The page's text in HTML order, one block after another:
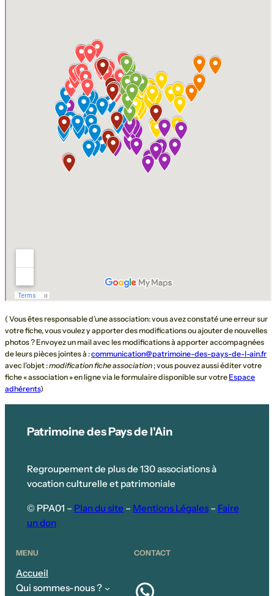
( Vous êtes responsable d’une association: vous avez constaté une erreur sur
votre fiche, vous voulez y apporter des modifications ou ajouter de nouvelles
photos ? Envoyez un mail avec les modifications à apporter accompagnées
de leurs pièces jointes à :communication@patrimoine-des-pays-de-l-ain.fr
avec l’objet :modification fiche association; vous pouvez aussi éditer votre
fiche « association » en ligne via le formulaire disponible sur votreEspace
adhérents)
Patrimoine des Pays de l'Ain
Regroupement de plus de 130 associations à
vocation culturelle et patrimoniale
© PPA01 – Plan du site – Mentions Légales– Faire
un don
MENU
Accueil
Qui sommes-nous ?
CONTACT